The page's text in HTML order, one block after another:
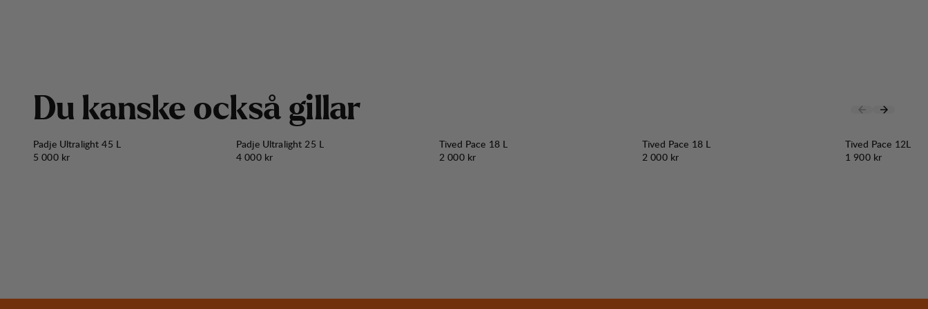
Du kanske också gillar
Padje Ultralight 45 L
Pris:
5 000 kr
Padje Ultralight 25 L
Pris:
4 000 kr
Tived Pace 18 L
Pris:
2 000 kr
Tived Pace 18 L
Pris:
2 000 kr
Tived Pace 12L
Pris:
1 900 kr